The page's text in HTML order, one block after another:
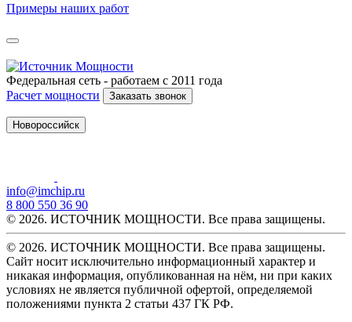
Примеры наших работ
Федеральная сеть - работаем с 2011 года
Расчет мощности
Заказать звонок
Новороссийск
info@imchip.ru
8 800 550 36 90
© 2026. ИСТОЧНИК МОЩНОСТИ. Все права защищены.
© 2026. ИСТОЧНИК МОЩНОСТИ. Все права защищены.
Сайт носит исключительно информационный характер и
никакая информация, опубликованная на нём, ни при каких
условиях не является публичной офертой, определяемой
положениями пункта 2 статьи 437 ГК РФ.